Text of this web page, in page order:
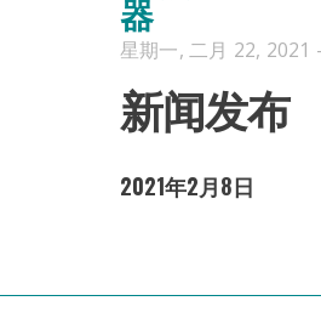
器
星期一, 二月 22, 2021
新闻发布
2021年2月8日